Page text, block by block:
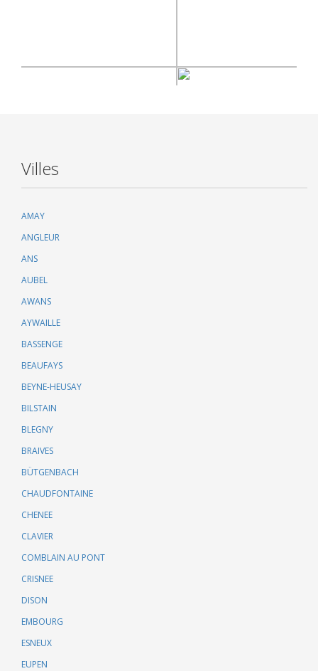
Villes
AMAY
ANGLEUR
ANS
AUBEL
AWANS
AYWAILLE
BASSENGE
BEAUFAYS
BEYNE-HEUSAY
BILSTAIN
BLEGNY
BRAIVES
BÜTGENBACH
CHAUDFONTAINE
CHENEE
CLAVIER
COMBLAIN AU PONT
CRISNEE
DISON
EMBOURG
ESNEUX
EUPEN